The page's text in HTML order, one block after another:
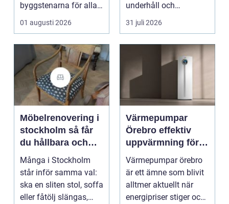
byggstenarna för alla
som vill arbet...
01 augusti 2026
underhåll och
renovering. Färg, rost,
smu...
31 juli 2026
Möbelrenovering i
stockholm så får
du hållbara och
vackra möbler
Många i Stockholm
står inför samma val:
ska en sliten stol, soffa
eller fåtölj slängas,
Värmepumpar
Örebro effektiv
uppvärmning för
hus och
fastigheter
Värmepumpar örebro
är ett ämne som blivit
alltmer aktuellt när
energipriser stiger och